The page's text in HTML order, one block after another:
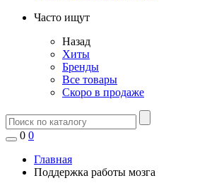
Часто ищут
Назад
Хиты
Бренды
Все товары
Скоро в продаже
0 0
Главная
Поддержка работы мозга